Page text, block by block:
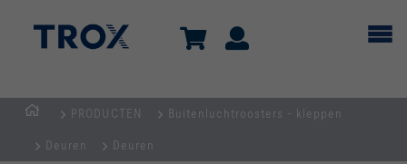
PRODUCTEN Buitenluchtroosters - kleppen
Deuren Deuren